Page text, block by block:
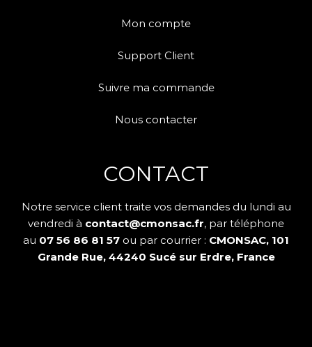
Mon compte
Support Client
Suivre ma commande
Nous contacter
CONTACT
Notre service client traite vos demandes du lundi au
vendredi à contact@cmonsac.fr, par téléphone
au 07 56 86 81 57 ou par courrier : CMONSAC, 101
Grande Rue, 44240 Sucé sur Erdre, France